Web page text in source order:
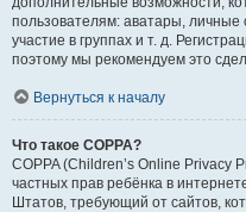
пользователям: аватары,
участие в группах и т. д.
поэтому мы рекомендуем это
Вернуться к началу
Что такое COPPA?
COPPA (Children’s Online Privacy
частных прав ребёнка в
Штатов, требующий от сайтов,